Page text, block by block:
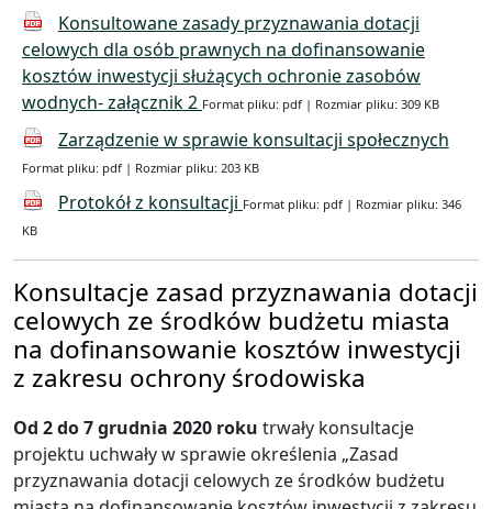
Konsultowane zasady przyznawania dotacji
celowych dla osób prawnych na dofinansowanie
kosztów inwestycji służących ochronie zasobów
wodnych- załącznik 2 Format pliku: pdf | Rozmiar pliku: 309 KB
Zarządzenie w sprawie konsultacji społecznych
Format pliku: pdf | Rozmiar pliku: 203 KB
Protokół z konsultacji Format pliku: pdf | Rozmiar pliku: 346
KB
Konsultacje zasad przyznawania dotacji
celowych ze środków budżetu miasta
na dofinansowanie kosztów inwestycji
z zakresu ochrony środowiska
Od 2 do 7 grudnia 2020 roku trwały konsultacje
projektu uchwały w sprawie określenia „Zasad
przyznawania dotacji celowych ze środków budżetu